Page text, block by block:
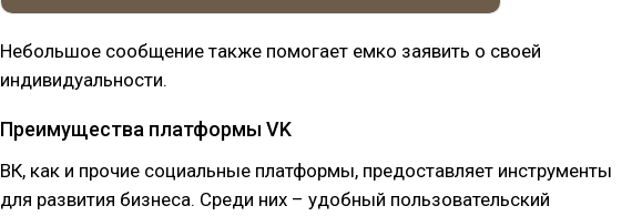
Небольшое сообщение также помогает емко заявить о своей
индивидуальности.
Преимущества платформы VK
ВК, как и прочие социальные платформы, предоставляет инструменты
для развития бизнеса. Среди них – удобный пользовательский